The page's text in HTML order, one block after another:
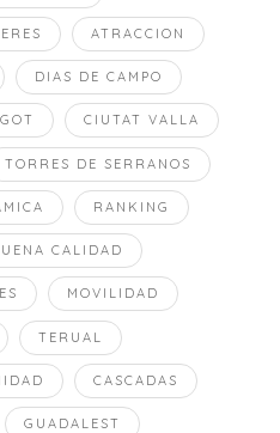
ATRACCION
DIAS DE CAMPO
GOT CIUTAT VALLA
TORRES DE SERRANOS
RANKING
CALIDAD
MOVILIDAD
TERUAL
CASCADAS
GUADALEST